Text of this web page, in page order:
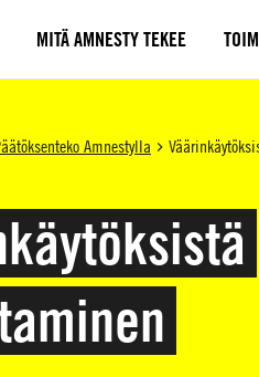
MITÄ AMNESTY TEKEE
Amnestylla